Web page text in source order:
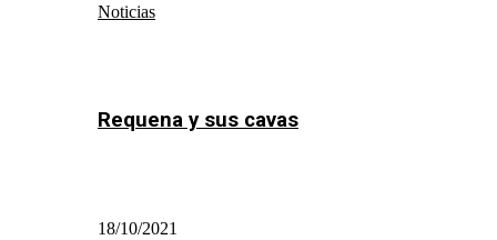
Noticias
Requena y sus cavas
18/10/2021